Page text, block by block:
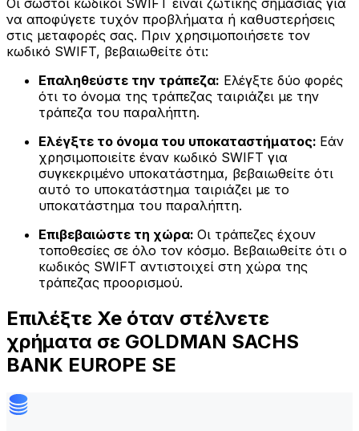
Οι σωστοί κωδικοί SWIFT είναι ζωτικής σημασίας για
να αποφύγετε τυχόν προβλήματα ή καθυστερήσεις
στις μεταφορές σας. Πριν χρησιμοποιήσετε τον
κωδικό SWIFT, βεβαιωθείτε ότι:
Επαληθεύστε την τράπεζα: Ελέγξτε δύο φορές
ότι το όνομα της τράπεζας ταιριάζει με την
τράπεζα του παραλήπτη.
Ελέγξτε το όνομα του υποκαταστήματος: Εάν
χρησιμοποιείτε έναν κωδικό SWIFT για
συγκεκριμένο υποκατάστημα, βεβαιωθείτε ότι
αυτό το υποκατάστημα ταιριάζει με το
υποκατάστημα του παραλήπτη.
Επιβεβαιώστε τη χώρα: Οι τράπεζες έχουν
τοποθεσίες σε όλο τον κόσμο. Βεβαιωθείτε ότι ο
κωδικός SWIFT αντιστοιχεί στη χώρα της
τράπεζας προορισμού.
Επιλέξτε Xe όταν στέλνετε
χρήματα σε GOLDMAN SACHS
BANK EUROPE SE